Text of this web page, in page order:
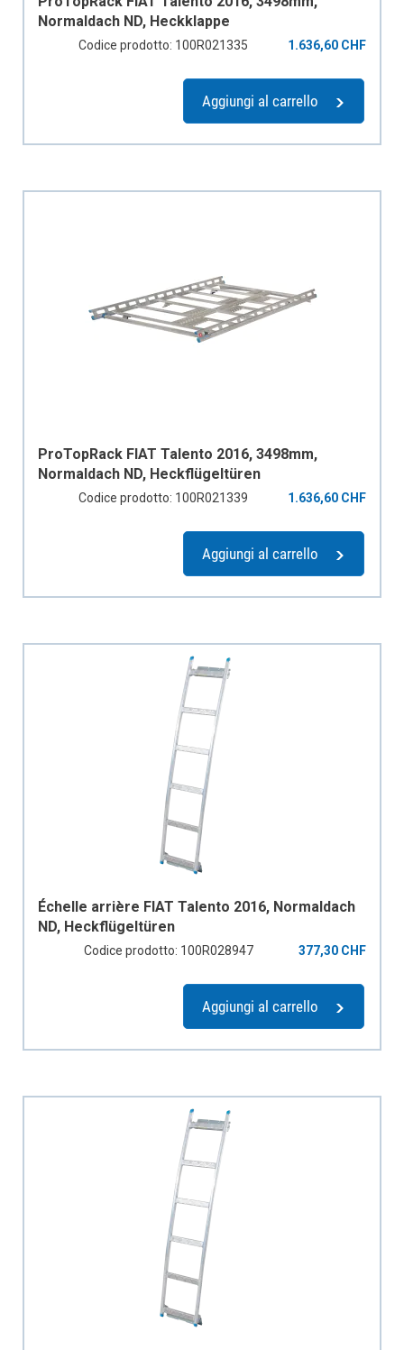
Normaldach ND, Heckklappe
Codice prodotto: 100R021335 1.636,60 CHF
Aggiungi al carrello
ProTopRack FIAT Talento 2016, 3498mm,
Normaldach ND, Heckflügeltüren
Codice prodotto: 100R021339 1.636,60 CHF
Aggiungi al carrello
Échelle arrière FIAT Talento 2016, Normaldach
ND, Heckflügeltüren
Codice prodotto: 100R028947 377,30 CHF
Aggiungi al carrello